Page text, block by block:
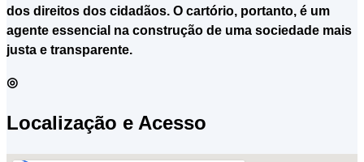
dos direitos dos cidadãos. O cartório, portanto, é um
agente essencial na construção de uma sociedade mais
justa e transparente.
◎
Localização e Acesso